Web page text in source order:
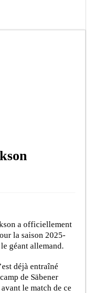
a officiellement
la saison 2025-
géant allemand.
déjà entraîné
de Säbener
le match de ce